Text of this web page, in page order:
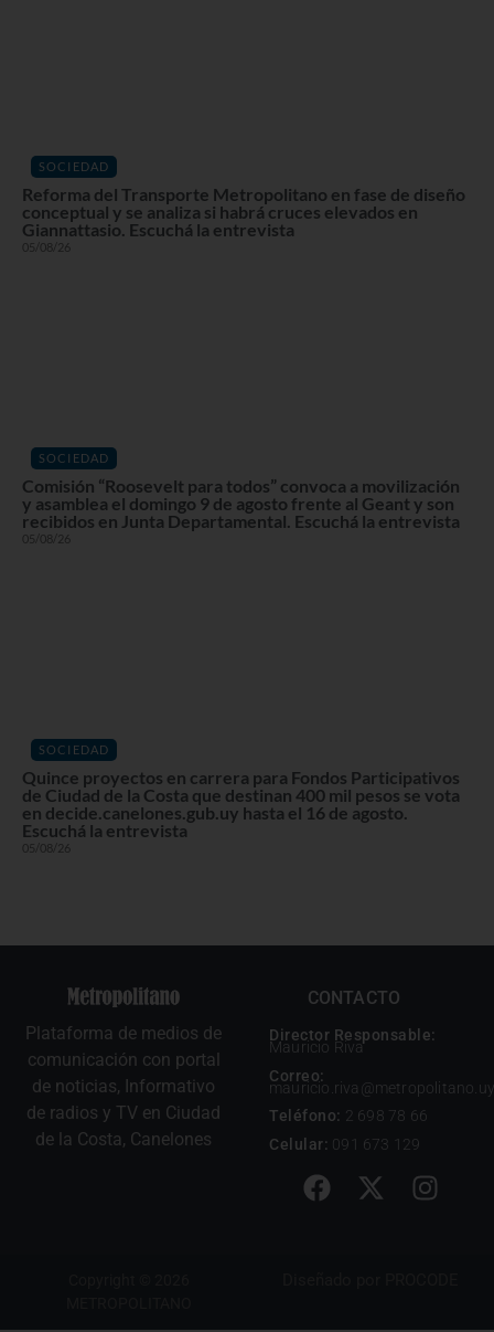
SOCIEDAD
Reforma del Transporte Metropolitano en fase de diseño
conceptual y se analiza si habrá cruces elevados en
Giannattasio. Escuchá la entrevista
05/08/26
SOCIEDAD
Comisión “Roosevelt para todos” convoca a movilización
y asamblea el domingo 9 de agosto frente al Geant y son
recibidos en Junta Departamental. Escuchá la entrevista
05/08/26
SOCIEDAD
Quince proyectos en carrera para Fondos Participativos
de Ciudad de la Costa que destinan 400 mil pesos se vota
en decide.canelones.gub.uy hasta el 16 de agosto.
Escuchá la entrevista
05/08/26
Plataforma de medios de
comunicación con portal
de noticias, Informativo
de radios y TV en Ciudad
de la Costa, Canelones
CONTACTO
Director Responsable:
Mauricio Riva
Correo:
mauricio.riva@metropolitano.uy
Teléfono: 2 698 78 66
Celular: 091 673 129